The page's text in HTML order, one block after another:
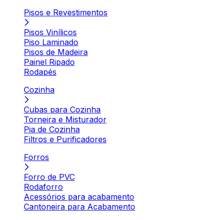
Pisos e Revestimentos
Pisos Vinílicos
Piso Laminado
Pisos de Madeira
Painel Ripado
Rodapés
Cozinha
Cubas para Cozinha
Torneira e Misturador
Pia de Cozinha
Filtros e Purificadores
Forros
Forro de PVC
Rodaforro
Acessórios para acabamento
Cantoneira para Acabamento